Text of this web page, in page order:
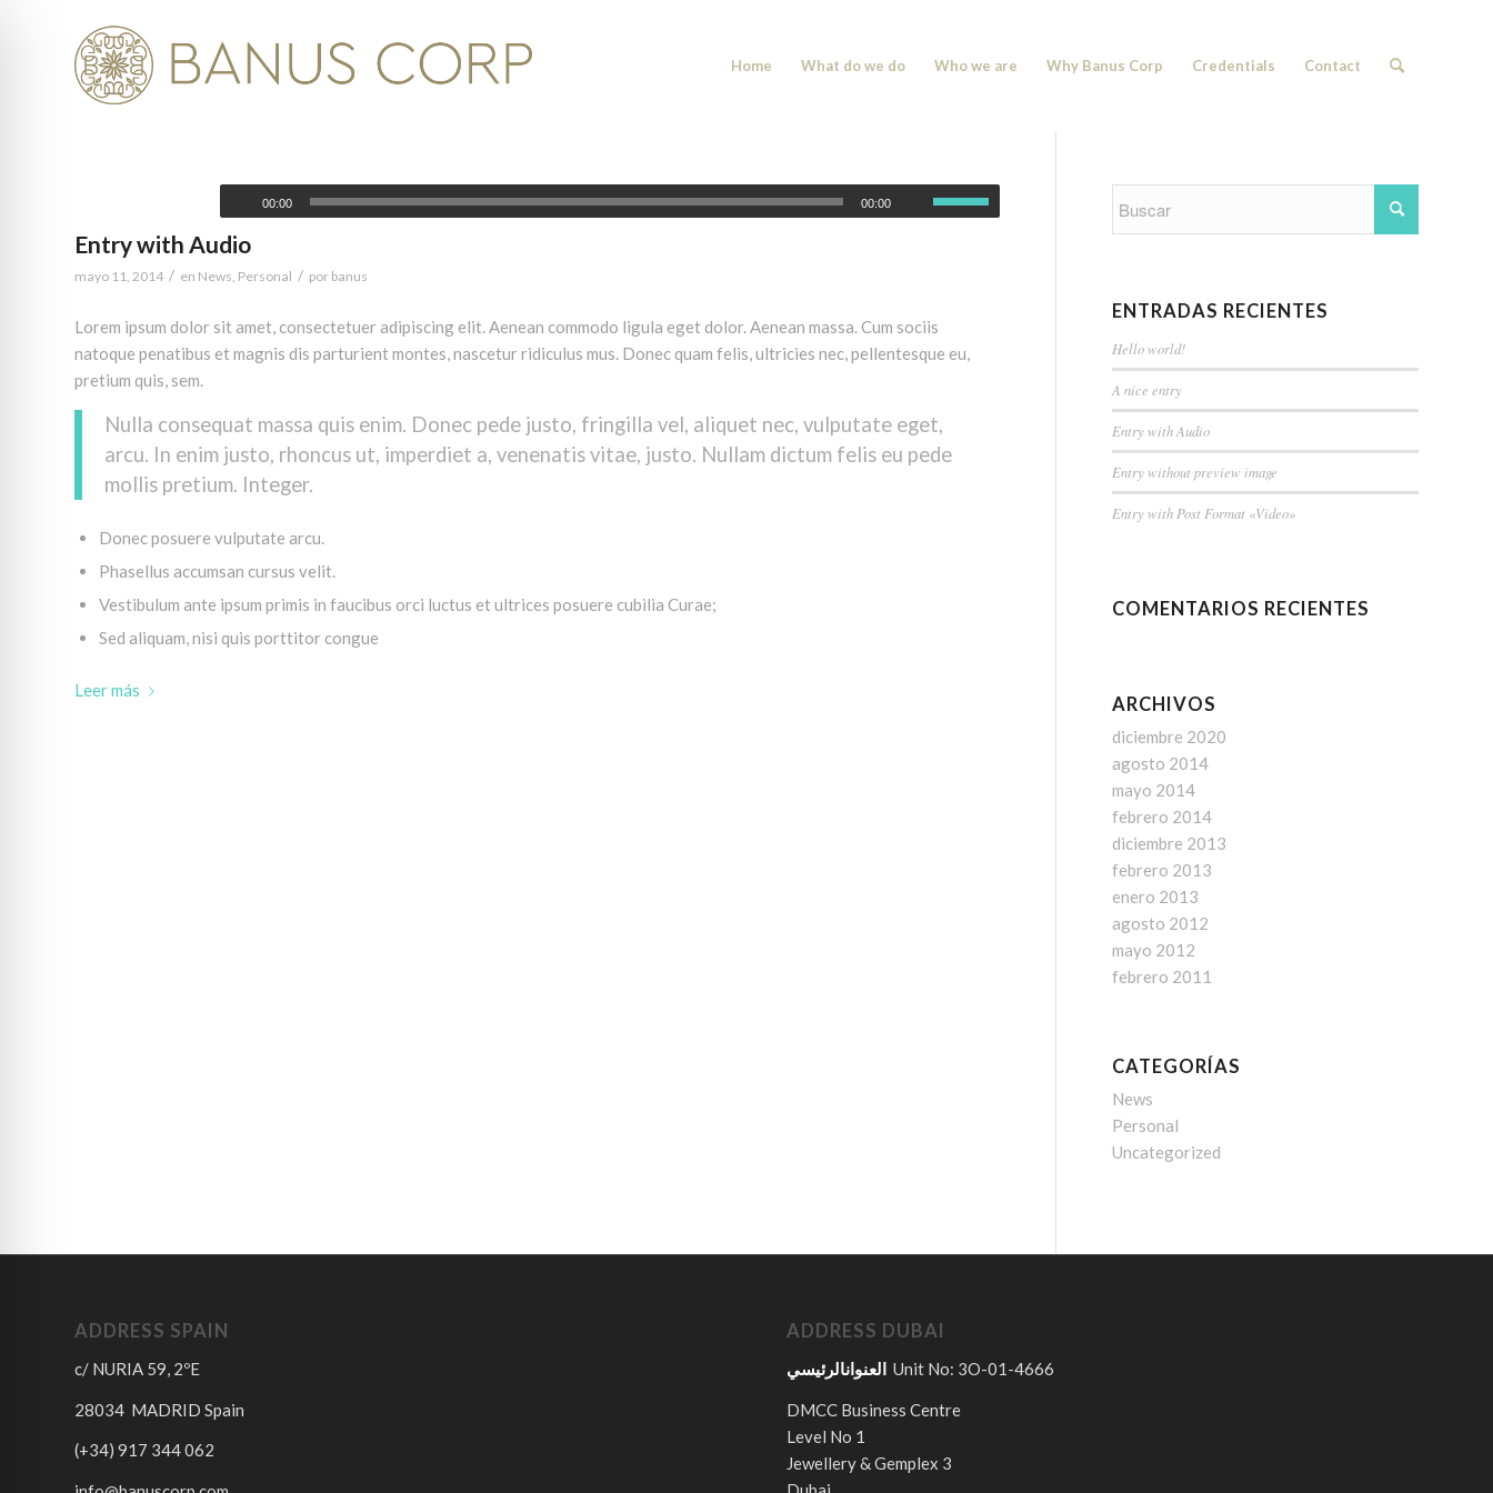
Home What do we do Who we are Why Banus Corp Credentials Contact
00:00 00:00
Entry with Audio
mayo 11, 2014 / en News, Personal / por banus
Lorem ipsum dolor sit amet, consectetuer adipiscing elit. Aenean commodo ligula eget dolor. Aenean massa. Cum sociis
natoque penatibus et magnis dis parturient montes, nascetur ridiculus mus. Donec quam felis, ultricies nec, pellentesque eu,
pretium quis, sem.
Nulla consequat massa quis enim. Donec pede justo, fringilla vel, aliquet nec, vulputate eget,
arcu. In enim justo, rhoncus ut, imperdiet a, venenatis vitae, justo. Nullam dictum felis eu pede
mollis pretium. Integer.
Donec posuere vulputate arcu.
Phasellus accumsan cursus velit.
Vestibulum ante ipsum primis in faucibus orci luctus et ultrices posuere cubilia Curae;
Sed aliquam, nisi quis porttitor congue
Leer más
ENTRADAS RECIENTES
Hello world!
A nice entry
Entry with Audio
Entry without preview image
Entry with Post Format «Video»
COMENTARIOS RECIENTES
ARCHIVOS
diciembre 2020
agosto 2014
mayo 2014
febrero 2014
diciembre 2013
febrero 2013
enero 2013
agosto 2012
mayo 2012
febrero 2011
CATEGORÍAS
News
Personal
Uncategorized
ADDRESS SPAIN
c/ NURIA 59, 2ºE
28034 MADRID Spain
(+34) 917 344 062
ADDRESS DUBAI
العنوانالرئيسيUnit No: 3O-01-4666
DMCC Business Centre
Level No 1
Jewellery & Gemplex 3